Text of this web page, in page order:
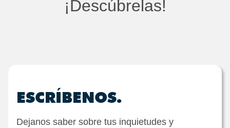
¡Descúbrelas!
ESCRÍBENOS.
Dejanos saber sobre tus inquietudes y